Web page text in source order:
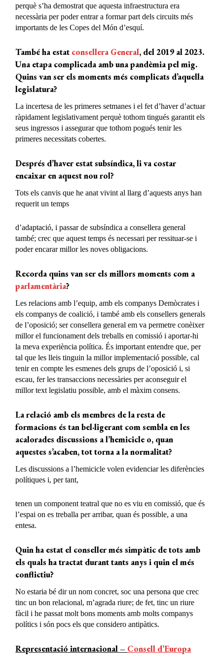
perquè s’ha demostrat que aquesta infraestructura era
necessària per poder entrar a formar part dels circuits més
importants de les Copes del Món d’esquí.
També ha estat consellera General, del 2019 al 2023.
Una etapa complicada amb una pandèmia pel mig.
Quins van ser els moments més complicats d’aquella
legislatura?
La incertesa de les primeres setmanes i el fet d’haver d’actuar
ràpidament legislativament perquè tothom tingués garantit els
seus ingressos i assegurar que tothom pogués tenir les
primeres necessitats cobertes.
Després d’haver estat subsíndica, li va costar
encaixar en aquest nou rol?
Tots els canvis que he anat vivint al llarg d’aquests anys han
requerit un temps
d’adaptació, i passar de subsíndica a consellera general
també; crec que aquest temps és necessari per ressituar-se i
poder encarar millor les noves obligacions.
Recorda quins van ser els millors moments com a
parlamentària?
Les relacions amb l’equip, amb els companys Demòcrates i
els companys de coalició, i també amb els consellers generals
de l’oposició; ser consellera general em va permetre conèixer
millor el funcionament dels treballs en comissió i aportar-hi
la meva experiència política. És important entendre que, per
tal que les lleis tinguin la millor implementació possible, cal
tenir en compte les esmenes dels grups de l’oposició i, si
escau, fer les transaccions necessàries per aconseguir el
millor text legislatiu possible, amb el màxim consens.
La relació amb els membres de la resta de
formacions és tan bel·ligerant com sembla en les
acalorades discussions a l’hemicicle o, quan
aquestes s’acaben, tot torna a la normalitat?
Les discussions a l’hemicicle volen evidenciar les diferències
polítiques i, per tant,
tenen un component teatral que no es viu en comissió, que és
l’espai on es treballa per arribar, quan és possible, a una
entesa.
Quin ha estat el conseller més simpàtic de tots amb
els quals ha tractat durant tants anys i quin el més
conflictiu?
No estaria bé dir un nom concret, soc una persona que crec
tinc un bon relacional, m’agrada riure; de fet, tinc un riure
fàcil i he passat molt bons moments amb molts companys
polítics i són pocs els que considero antipàtics.
Representació internacional – Consell d’Europa